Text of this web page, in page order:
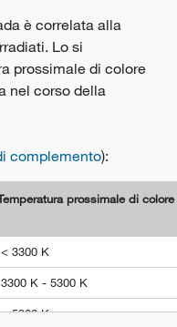
è correlata alla
Lo si
prossimale di colore
nel corso della
complemento):
prossimale di colore
< 3300 K
3300 K - 5300 K
5300 K